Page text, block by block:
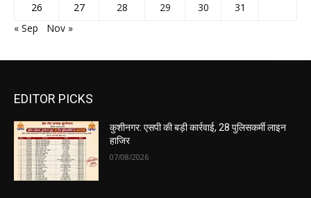
26
27 28 29 30
31
« Sep
Nov »
EDITOR PICKS
कुशीनगर: एसपी की बड़ी कार्रवाई, 28 पुलिसकर्मी लाइन
हाजिर
07/08/2026